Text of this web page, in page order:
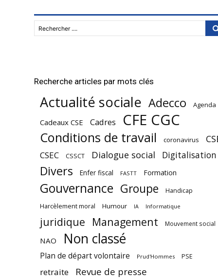
Rechercher ....
Recherche articles par mots clés
Actualité sociale Adecco Agenda
Cadeaux CSE Cadres CFE CGC
Conditions de travail coronavirus
CSEC CSSCT Dialogue social Digitalisation
Divers Enfer fiscal FASTT Formation
Gouvernance Groupe Handicap
Harcèlement moral Humour IA Informatique
juridique Management Mouvement social
NAO Non classé
Plan de départ volontaire Prud'Hommes PSE
retraite Revue de presse